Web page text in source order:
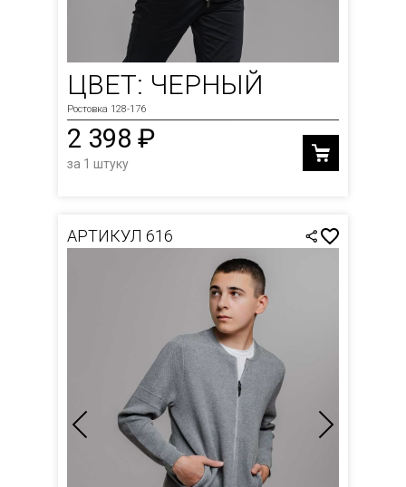
ЦВЕТ: ЧЕРНЫЙ
Ростовка 128-176
2 398 ₽
за 1 штуку
АРТИКУЛ 616